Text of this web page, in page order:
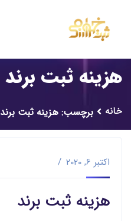
هزینه ثبت برند
خانه برچسب: هزینه ثبت برند
اکتبر 6, 2020
هزینه ثبت برند